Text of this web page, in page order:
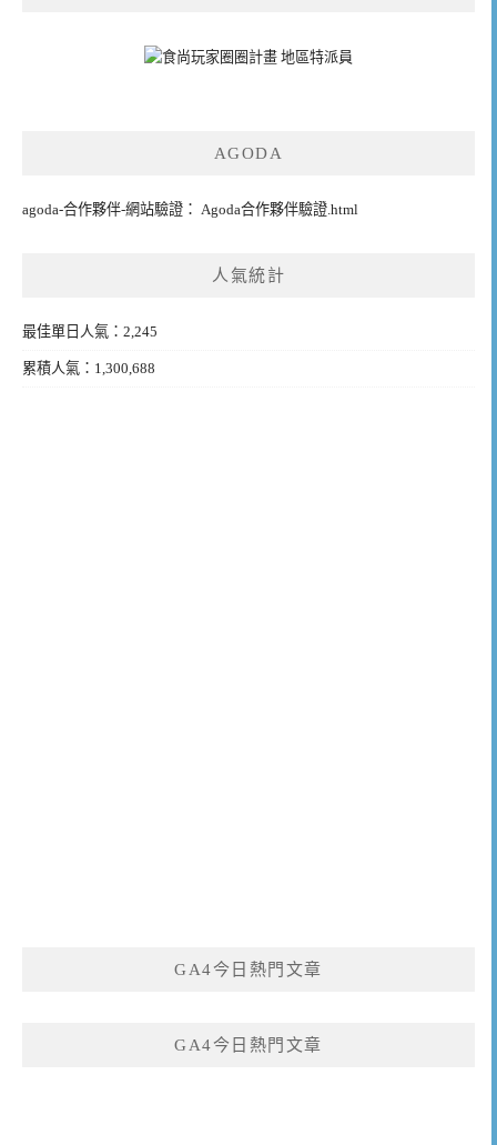
AGODA
agoda-合作夥伴-網站驗證： Agoda合作夥伴驗證.html
人氣統計
最佳單日人氣：2,245
累積人氣：1,300,688
GA4今日熱門文章
GA4今日熱門文章